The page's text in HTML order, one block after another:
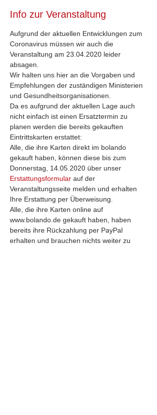
Info zur Veranstaltung
Aufgrund der aktuellen Entwicklungen zum
Coronavirus müssen wir auch die
Veranstaltung am 23.04.2020 leider
absagen.
Wir halten uns hier an die Vorgaben und
Empfehlungen der zuständigen Ministerien
und Gesundheitsorganisationen.
Da es aufgrund der aktuellen Lage auch
nicht einfach ist einen Ersatztermin zu
planen werden die bereits gekauften
Eintrittskarten erstattet:
Alle, die ihre Karten direkt im bolando
gekauft haben, können diese bis zum
Donnerstag, 14.05.2020 über unser
Erstattungsformular auf der
Veranstaltungsseite melden und erhalten
Ihre Erstattung per Überweisung.
Alle, die ihre Karten online auf
www.bolando.de gekauft haben, haben
bereits ihre Rückzahlung per PayPal
erhalten und brauchen nichts weiter zu